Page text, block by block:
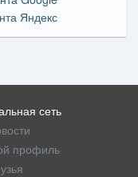
сеть
профиль